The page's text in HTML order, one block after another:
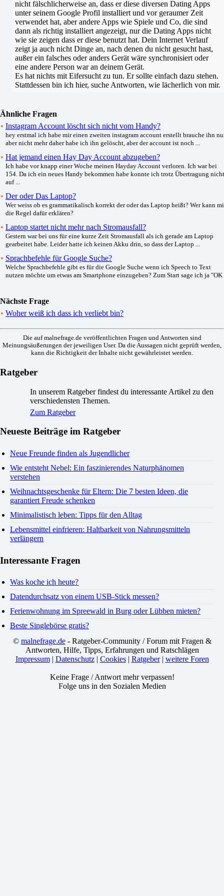
nicht fälschlicherweise an, dass er diese diversen Dating Apps
unter seinem Google Profil installiert und vor geraumer Zeit
verwendet hat, aber andere Apps wie Spiele und Co, die sind
dann als richtig installiert angezeigt, nur die Dating Apps nicht
wie sie zeigen dass er diese benutzt hat. Dein Internet Verlauf
zeigt ja auch nicht Dinge an, nach denen du nicht gesucht hast,
außer ein falsches oder anders Gerät wäre synchronisiert oder
eine andere Person war an deinem Gerät.
Es hat nichts mit Eifersucht zu tun. Er sollte einfach dazu stehen.
Stattdessen bin ich hier, suche Antworten, wie lächerlich von mir.
Ähnliche Fragen
• Instagram Account löscht sich nicht vom Handy?
hey erstmal ich habe mir einen zweiten instagram account erstellt brauche ihn
aber nicht mehr daher habe ich ihn gelöscht, aber der account ist noch ...
• Hat jemand einen Hay Day Account abzugeben?
Ich habe vor knapp einer Woche meinen Hayday Account verloren. Ich war bei
154. Da ich ein neues Handy bekommen habe konnte ich trotz Übertragung nicht
auf ...
• Der oder Das Laptop?
Wer weiss ob es grammatikalisch korrekt der oder das Laptop heißt? Wer kann
die Regel dafür erklären?
• Laptop startet nicht mehr nach Stromausfall?
Gestern war bei uns für eine kurze Zeit Stromausfall als ich gerade am Laptop
gearbeitet habe. Leider hatte ich keinen Akku drin, so dass der Laptop ...
• Sprachbefehle für Google Suche?
Welche Sprachbefehle gibt es für die Google Suche wenn ich Speech to Text
nutzen möchte um etwas am Smartphone einzugeben? Zum Start sage ich ja "OK
Nächste Frage
• Woher weiß ich dass ich verliebt bin?
Die auf malnefrage.de veröffentlichten Fragen und Antworten sind
Meinungsäußerungen der jeweiligen User. Da die Aussagen nicht geprüft werden,
kann die Richtigkeit der Inhalte nicht gewährleistet werden.
Ratgeber
In unserem Ratgeber findest du interessante Artikel zu den
verschiedensten Themen.
Zum Ratgeber
Neueste Beiträge im Ratgeber
Neue Freunde finden als Jugendlicher
Wie entsteht Nebel: Ein faszinierendes Naturphänomen
verstehen
Weihnachtsgeschenke für Eltern: Die 7 besten Ideen, die
garantiert Freude schenken
Minimalistisch leben: Tipps für den Alltag
Lebensmittel einfrieren: Haltbarkeit von Nahrungsmitteln
verlängern
Interessante Fragen
Was koche ich heute?
Datendurchsatz von einem USB-Stick messen?
Ferienwohnung im Spreewald in Burg oder Lübben mieten?
Beste Singlebörse gratis?
© malnefrage.de- Ratgeber-Community / Forum mit Fragen &
Antworten, Hilfe, Tipps, Erfahrungen und Ratschlägen
Impressum| Datenschutz| Cookies| Ratgeber| weitere Foren
Keine Frage / Antwort mehr verpassen!
Folge uns in den Sozialen Medien